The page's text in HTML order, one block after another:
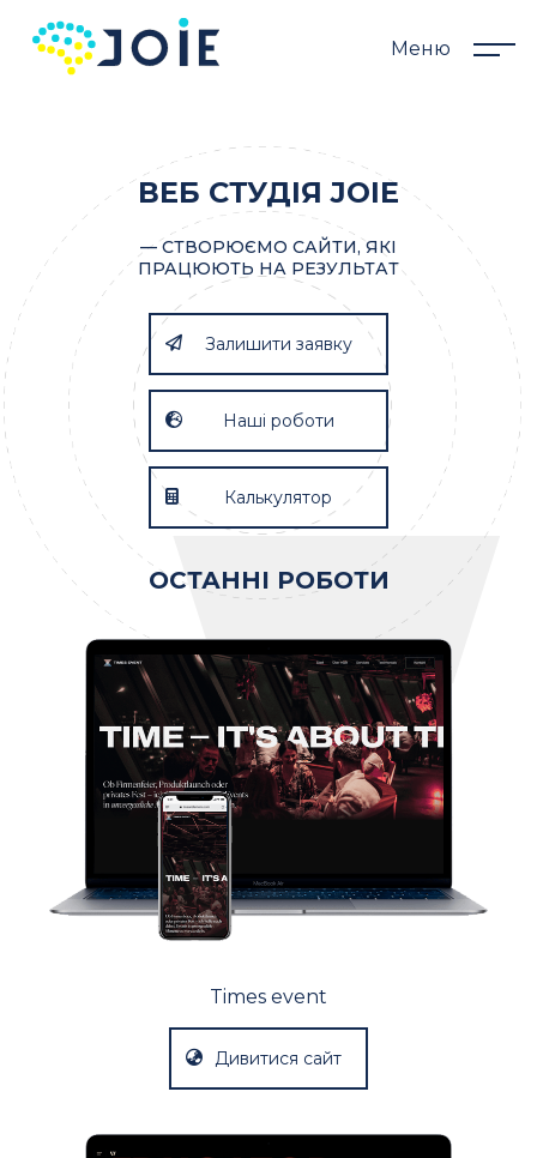
Меню
ВЕБ СТУДІЯ JOIE
— СТВОРЮЄМО САЙТИ, ЯКІ
ПРАЦЮЮТЬ НА РЕЗУЛЬТАТ
Залишити заявку
Наші роботи
Калькулятор
ОСТАННІ РОБОТИ
Times event
Дивитися сайт